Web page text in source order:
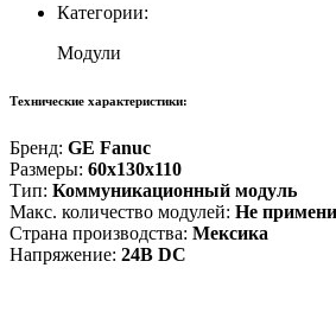
Категории:
Модули
Технические характеристики:
Бренд: GE Fanuc
Размеры: 60x130x110
Тип: Коммуникационный модуль
Макс. количество модулей: Не
Страна производства: Мексика
Напряжение: 24В DC